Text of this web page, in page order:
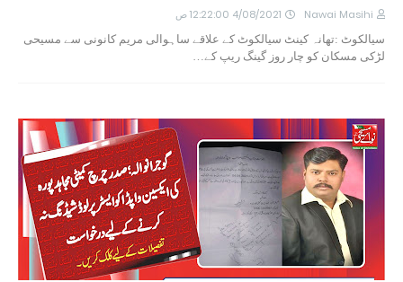
Nawai Masihi 4/08/2021 12:22:00 ص
سیالکوٹ :تھانہ کینٹ سیالکوٹ کے علاقے ساہوالی مریم کانونی سے مسیحی
لڑکی مسکان کو چار روز گینگ ریپ کے…